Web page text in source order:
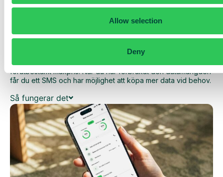
Allow selection
Deny
Med Daily Cost Control kan du som kund hålla bättre koll på
Den dagliga begränsningen har en viss mängd data till ett
förutbestämt maxpris. När du har förbrukat den datamängden
får du ett SMS och har möjlighet att köpa mer data vid behov.
Så fungerar det